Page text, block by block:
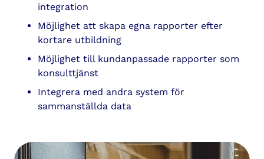
integration
Möjlighet att skapa egna rapporter efter
kortare utbildning
Möjlighet till kundanpassade rapporter som
konsulttjänst
Integrera med andra system för
sammanställda data